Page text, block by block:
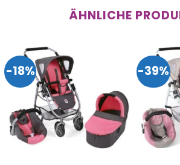
ÄHNLICHE
-18% -39%